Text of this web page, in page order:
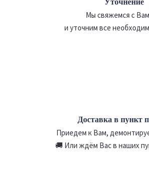
Мы свяжемся с
и уточним все
Доставка в пункт
Приедем к Вам,
🚚 Или ждём Вас в наших